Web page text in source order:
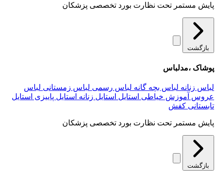
پایش مستمر تحت نظارت بورد تخصصی پزشکان
بازگشت
پوشاک ،مدلباس
لباس زنانه لباس بچه گانه لباس رسمی لباس زمستانی لباس
عروس آموزش خیاطی استایل استایل زنانه استایل پاییزی استایل
تابستانی کفش
پایش مستمر تحت نظارت بورد تخصصی پزشکان
بازگشت